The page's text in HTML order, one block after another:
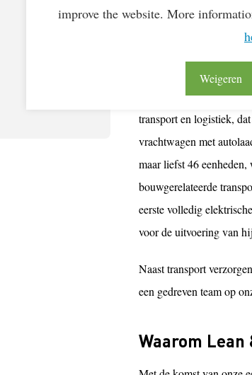
Over Kees
Bij Kees Koopman
transport en logistiek,
vrachtwagen met
maar liefst 46
bouwgerelateerde
eerste volledig
voor de uitvoering van
Naast transport
een gedreven team op
Waarom Lean
improve the website. More
Weigeren